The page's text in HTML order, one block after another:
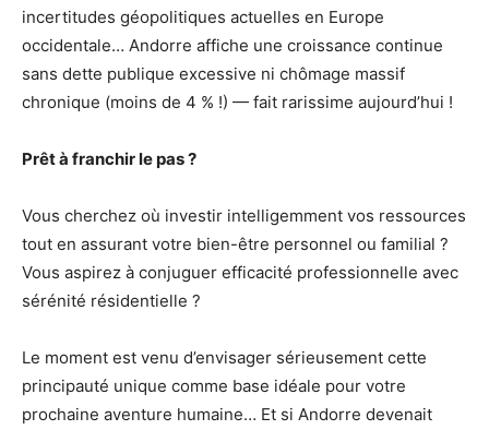
incertitudes géopolitiques actuelles en Europe
occidentale… Andorre affiche une croissance continue
sans dette publique excessive ni chômage massif
chronique (moins de 4 % !) — fait rarissime aujourd’hui !
Prêt à franchir le pas ?
Vous cherchez où investir intelligemment vos ressources
tout en assurant votre bien-être personnel ou familial ?
Vous aspirez à conjuguer efficacité professionnelle avec
sérénité résidentielle ?
Le moment est venu d’envisager sérieusement cette
principauté unique comme base idéale pour votre
prochaine aventure humaine… Et si Andorre devenait